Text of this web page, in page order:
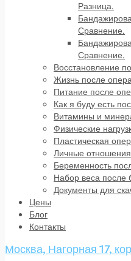
Разница.
Сравнение.
Сравнение.
Восстановление
Жизнь после
Питание после
Как я буду есть
Витамины и
Физические
Пластическая
Личные
Беременность
Набор веса после
Документы для
Цены
Блог
Контакты
Москва, Нагорная 17,